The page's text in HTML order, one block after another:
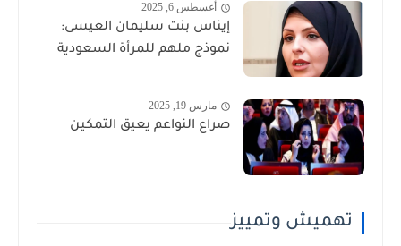
أغسطس 6, 2025
إيناس بنت سليمان العيسى:
نموذج ملهم للمرأة السعودية
مارس 19, 2025
صراع النواعم يعيق التمكين
تهميش وتمييز